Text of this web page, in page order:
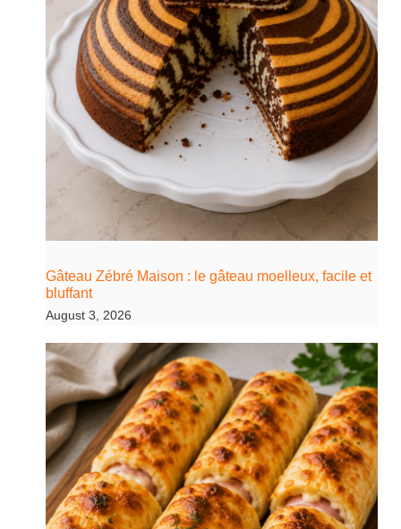
Gâteau Zébré Maison : le gâteau moelleux, facile et
bluffant
August 3, 2026